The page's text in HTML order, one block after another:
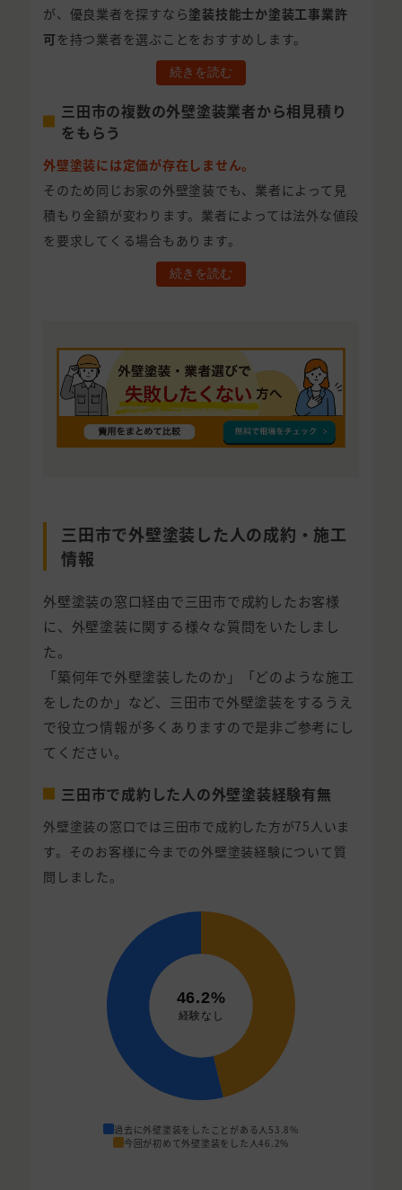
が、優良業者を探すなら塗装技能士か塗装工事業許
可 を持つ業者を選ぶことをおすすめします。
続きを読む
三田市の複数の外壁塗装業者から相見積り
をもらう
外壁塗装には定価が存在しません。
そのため同じお家の外壁塗装でも、業者によって見
積もり金額が変わります。業者によっては法外な値段
を要求してくる場合もあります。
続きを読む
三田市で外壁塗装した人の成約・施工
情報
外壁塗装の窓口経由で三田市で成約したお客様
に、外壁塗装に関する様々な質問をいたしまし
た。
「築何年で外壁塗装したのか」「どのような施工
をしたのか」など、三田市で外壁塗装をするうえ
で役立つ情報が多くありますので是非ご参考にし
てください。
三田市で成約した人の外壁塗装経験有無
外壁塗装の窓口では三田市で成約した方が75人いま
す。そのお客様に今までの外壁塗装経験について質
問しました。
過去に外壁塗装をしたことがある人 53.8%
今回が初めて外壁塗装をした人46.2%